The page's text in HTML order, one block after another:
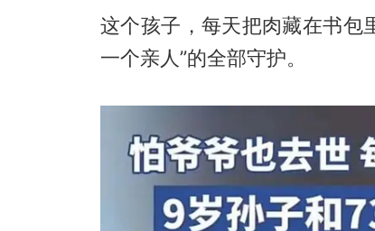
这个孩子，每天把肉藏在书包
一个亲人”的全部守护。